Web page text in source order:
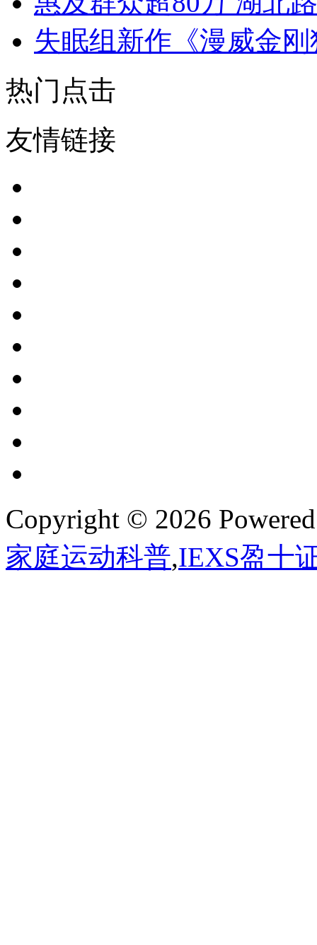
失眠组新作《漫威金
热门点击
友情链接
Copyright © 2026
家庭运动科普,IEXS盈十